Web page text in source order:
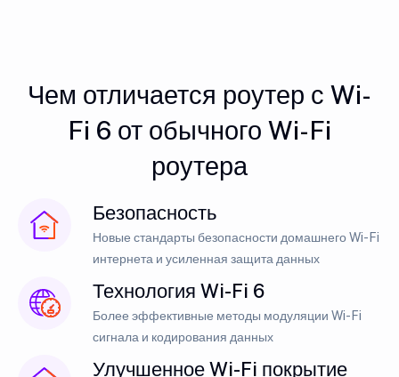
Чем отличается роутер с Wi-
Fi 6 от обычного Wi-Fi
роутера
Безопасность
Новые стандарты безопасности домашнего Wi-Fi
интернета и усиленная защита данных
Технология Wi-Fi 6
Более эффективные методы модуляции Wi-Fi
сигнала и кодирования данных
Улучшенное Wi-Fi покрытие